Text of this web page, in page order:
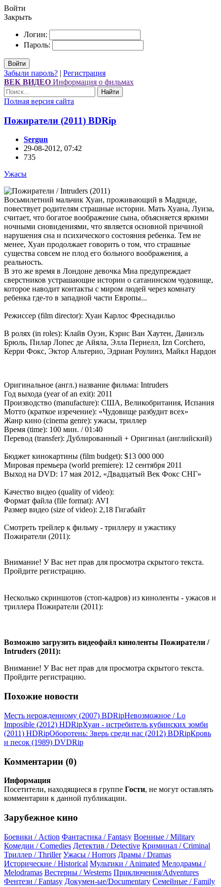
Войти
Закрыть
Логин:
Пароль:
Войти
Забыли пароль? | Регистрация
ВЕК ВИДЕО Информация о фильмах
Найти
Полная версия сайта
Пожиратели (2011) ВDRір
Sergun
29-08-2012, 07:42
735
Ужасы
Восьмилетний мальчик Хуан, проживающий в Мадриде,
повествует родителям страшные истории. Мать Хуана, Луиза,
считает, что богатое воображение сына, объясняется яркими
ночными сновидениями, что является основной причиной
нарушения сна и психического состояния ребенка. Тем не
менее, Хуан продолжает говорить о том, что страшные
существа совсем не плод его больного воображения, а
реальность.
В это же время в Лондоне девочка Миа предупреждает
сверстников устрашающие истории о сатанинском чудовище,
которое наводит контакты с миром людей через комнату
ребенка где-то в западной части Европы...
Режиссер (film director): Хуан Карлос Фреснадильо
В ролях (in roles): Клайв Оуэн, Кэрис Ван Хаутен, Даниэль
Брюль, Пилар Лопес де Айяла, Элла Пернелл, Izn Corchero,
Керри Фокс, Эктор Альтерио, Эдриан Роулинз, Майкл Нардон
Оригинальное (англ.) название фильма: Intruders
Год выхода (year of an exit): 2011
Производство (manufacture): США, Великобритания, Испания
Мотто (краткое изречение): «Чудовище разбудит всех»
Жанр кино (cinema genre): ужасы, триллер
Время (time): 100 мин. / 01:40
Перевод (transfer): Дублированный + Оригинал (английский)
Бюджет кинокартины (film budget): $13 000 000
Мировая премьера (world premiere): 12 сентября 2011
Выход на DVD: 17 мая 2012, «Двадцатый Век Фокс СНГ»
Качество видео (quality of video):
Формат файла (file format): AVI
Размер видео (size of video): 2,18 Гигабайт
Смотреть трейлер к фильму - триллеру и ужастику
Пожиратели (2011):
Внимание! У Вас нет прав для просмотра скрытого текста.
Пройдите регистрацию.
Несколько скриншотов (стоп-кадров) из киноленты - ужасов и
триллера Пожиратели (2011):
Возможно загрузить видеофайл киноленты Пожиратели /
Intruders (2011):
Внимание! У Вас нет прав для просмотра скрытого текста.
Пройдите регистрацию.
Похожие новости
Месть нерожденному (2007) ВDRірНевозможное / Lo
Imposible (2012) НDRірХуан - истребитель кубинских зомби
(2011) НDRірОборотень: Зверь среди нас (2012) ВDRірКровь
и песок (1989) DVDRір
Комментарии (0)
Информация
Посетители, находящиеся в группе Гости, не могут оставлять
комментарии к данной публикации.
Зарубежное кино
Боевики / Action Фантастика / Fantasy Военные / Military
Комедии / Comedies Детектив / Detective Криминал / Criminal
Триллер / Thriller Ужасы / Horrors Драмы / Dramas
Исторические / Historical Мультики / Animated Мелодрамы /
Melodramas Вестерны / Westerns Приключения/Adventures
Фентези / Fantasy Докумен-ые/Documentary Семейные / Family